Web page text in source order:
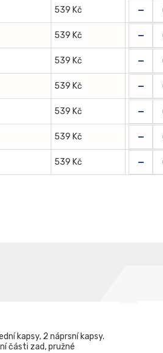
539 Kč -
539 Kč -
539 Kč -
539 Kč -
539 Kč -
539 Kč -
539 Kč -
kapsy, 2 náprsní kapsy.
části zad, pružné